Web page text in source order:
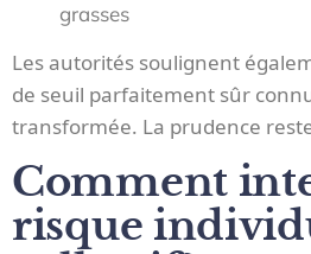
grasses
Les autorités soulignent
de seuil parfaitement sûr
transformée. La prudence
Comment
risque